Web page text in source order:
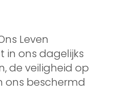
Leven
in ons dagelijks
de veiligheid op
ons beschermd